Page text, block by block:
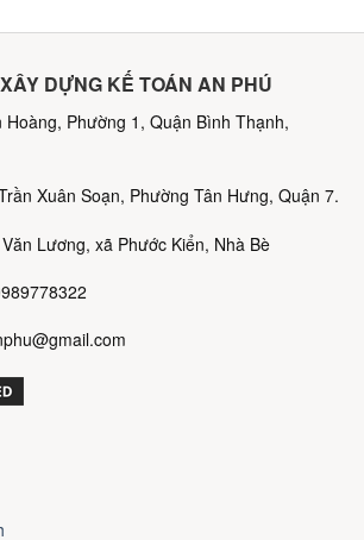
DỰNG KẾ TOÁN AN PHÚ
Phường 1, Quận Bình Thạnh,
Xuân Soạn, Phường Tân Hưng, Quận 7.
Lương, xã Phước Kiển, Nhà Bè